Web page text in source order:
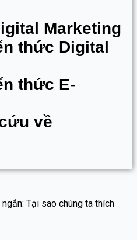
Marketing
thức Digital
thức E-
về
Tại sao chúng ta thích